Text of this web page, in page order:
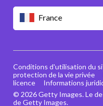
France
© 2026 Getty Images. Le
de Getty Images.
Conditions d'utilisation du
protection de la vie privée
licence
Informations